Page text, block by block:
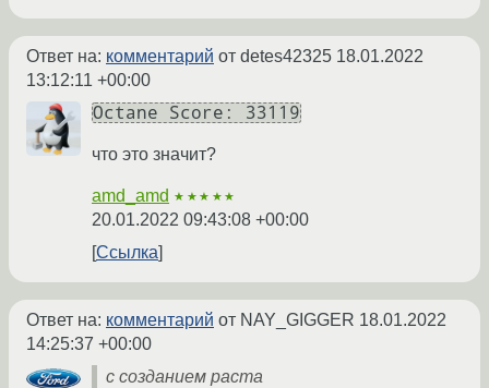
Ответ на: комментарий от detes42325 18.01.2022
13:12:11 +00:00
Octane Score: 33119
что это значит?
amd_amd ★★★★★
20.01.2022 09:43:08 +00:00
Ссылка
Ответ на: комментарий от NAY_GIGGER 18.01.2022
14:25:37 +00:00
с созданием раста